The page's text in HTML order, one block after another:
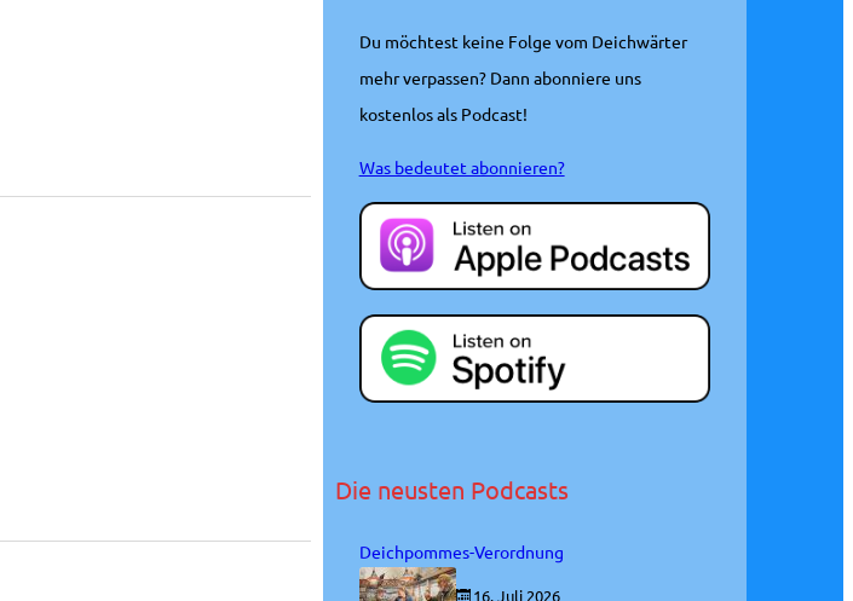
Du möchtest keine Folge vom Deichwärter
mehr verpassen? Dann abonniere uns
kostenlos als Podcast!
Was bedeutet abonnieren?
Die neusten Podcasts
Deichpommes-Verordnung
16. Juli 2026